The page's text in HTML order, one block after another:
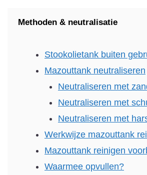
Methoden & neutralisatie
Stookolietank buiten
Mazouttank neutraliseren
Neutraliseren met
Neutraliseren met
Neutraliseren met
Werkwijze mazouttank
Mazouttank reinigen
Waarmee opvullen?